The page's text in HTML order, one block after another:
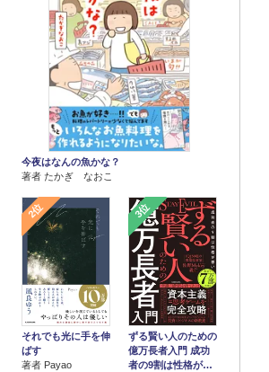
今夜はなんの魚かな？
著者 たかぎ なおこ
2位
それでも光に手を伸
ばす
著者 Payao
3位
ずる賢い人のための
億万長者入門 成功
者の9割は性格が…